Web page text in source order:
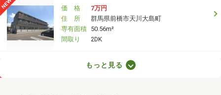
価 格
7万円
住 所
群馬県前橋市天川大島町
専有面積 50.56m²
間取り
2DK
もっと見る